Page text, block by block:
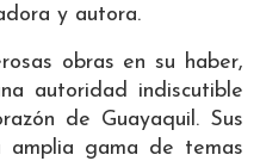
y autora.
obras en su haber,
autoridad indiscutible
de Guayaquil. Sus
amplia gama de temas